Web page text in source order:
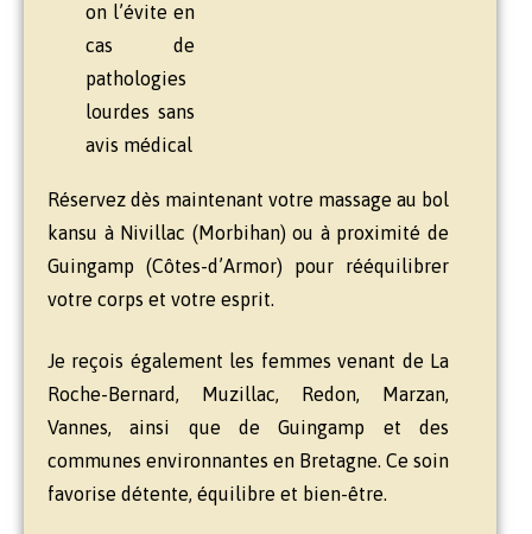
on l’évite en
cas de
pathologies
lourdes sans
avis médical
Réservez dès maintenant votre massage au bol
kansu à Nivillac (Morbihan) ou à proximité de
Guingamp (Côtes-d’Armor) pour rééquilibrer
votre corps et votre esprit.
Je reçois également les femmes venant de La
Roche-Bernard, Muzillac, Redon, Marzan,
Vannes, ainsi que de Guingamp et des
communes environnantes en Bretagne. Ce soin
favorise détente, équilibre et bien-être.